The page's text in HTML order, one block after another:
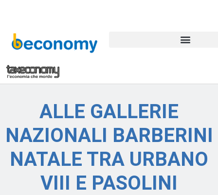
ALLE GALLERIE
NAZIONALI BARBERINI
NATALE TRA URBANO
VIII E PASOLINI